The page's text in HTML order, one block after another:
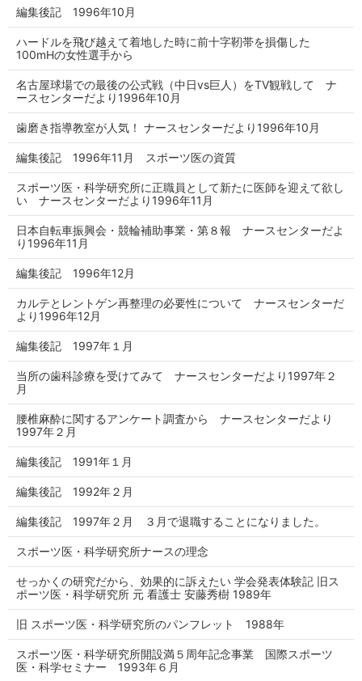
編集後記 1996年10月
ハードルを飛び越えて着地した時に前十字靭帯を損傷した
100mHの女性選手から
名古屋球場での最後の公式戦（中日vs巨人）をTV観戦して ナ
ースセンターだより1996年10月
歯磨き指導教室が人気！ ナースセンターだより1996年10月
編集後記 1996年11月 スポーツ医の資質
スポーツ医・科学研究所に正職員として新たに医師を迎えて欲し
い ナースセンターだより1996年11月
日本自転車振興会・競輪補助事業・第８報 ナースセンターだよ
り1996年11月
編集後記 1996年12月
カルテとレントゲン再整理の必要性について ナースセンターだ
より1996年12月
編集後記 1997年１月
当所の歯科診療を受けてみて ナースセンターだより1997年２
月
腰椎麻酔に関するアンケート調査から ナースセンターだより
1997年２月
編集後記 1991年１月
編集後記 1992年２月
編集後記 1997年２月 ３月で退職することになりました。
スポーツ医・科学研究所ナースの理念
せっかくの研究だから、効果的に訴えたい 学会発表体験記 旧ス
ポーツ医・科学研究所 元 看護士 安藤秀樹 1989年
旧 スポーツ医・科学研究所のパンフレット 1988年
スポーツ医・科学研究所開設満５周年記念事業 国際スポーツ
医・科学セミナー 1993年６月